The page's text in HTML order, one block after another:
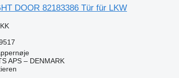
DOOR 82183386 Tür für LKW
APS – DENMARK